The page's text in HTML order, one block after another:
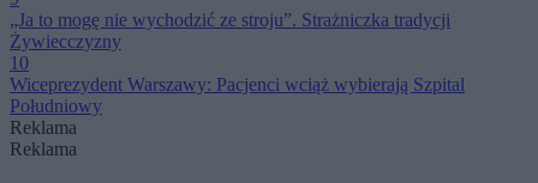
„Ja to mogę nie wychodzić ze stroju”. Strażniczka tradycji
Żywiecczyzny
10
Wiceprezydent Warszawy: Pacjenci wciąż wybierają Szpital
Południowy
Reklama
Reklama